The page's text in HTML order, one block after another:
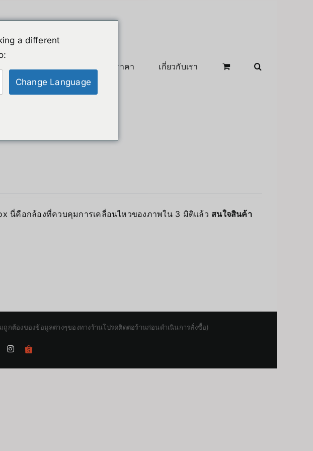
สินค้าลดราคา เกี่ยวกับเรา
นี่คือกล้องที่ควบคุมการเคลื่อนไหวของภาพใน 3 มิติแล้ว สนใจสินค้า
ต้องของข้อมูลต่างๆของทางร้านโปรดติดต่อร้านก่อนดำเนินการสั่งซื้อ)
Instagram
Shopee
a different
Change Language